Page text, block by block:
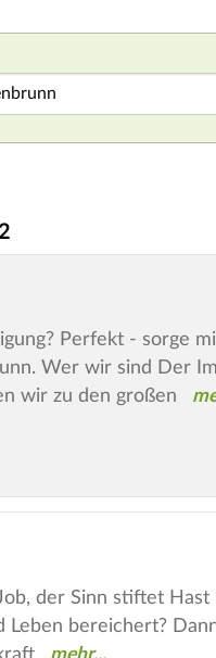
Perfekt - sorge
Wer wir sind Der
wir zu den großen
der Sinn stiftet Hast
bereichert?